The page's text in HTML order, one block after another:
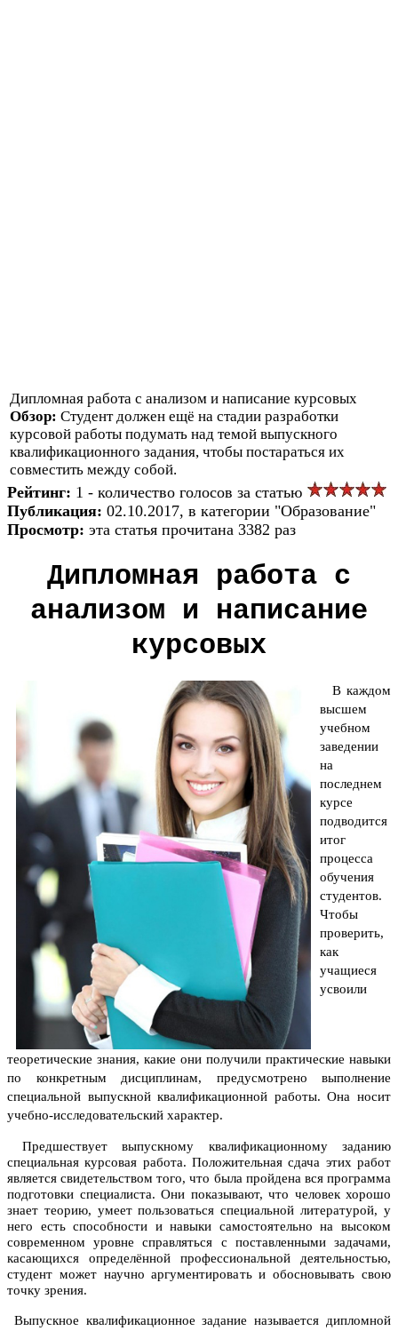
Дипломная работа с анализом и написание курсовых
Обзор: Студент должен ещё на стадии разработки
курсовой работы подумать над темой выпускного
квалификационного задания, чтобы постараться их
совместить между собой.
Рейтинг: 1 - количество голосов за статью
Публикация: 02.10.2017, в категории "Образование"
Просмотр: эта статья прочитана 3382 раз
Дипломная работа с
анализом и написание
курсовых
В каждом
высшем
учебном
заведении
на
последнем
курсе
подводится
итог
процесса
обучения
студентов.
Чтобы
проверить,
как
учащиеся
усвоили
теоретические знания, какие они получили практические навыки
по конкретным дисциплинам, предусмотрено выполнение
специальной выпускной квалификационной работы. Она носит
учебно-исследовательский характер.
Предшествует выпускному квалификационному заданию
специальная курсовая работа. Положительная сдача этих работ
является свидетельством того, что была пройдена вся программа
подготовки специалиста. Они показывают, что человек хорошо
знает теорию, умеет пользоваться специальной литературой, у
него есть способности и навыки самостоятельно на высоком
современном уровне справляться с поставленными задачами,
касающихся определённой профессиональной деятельностью,
студент может научно аргументировать и обосновывать свою
точку зрения.
Выпускное квалификационное задание называется дипломной